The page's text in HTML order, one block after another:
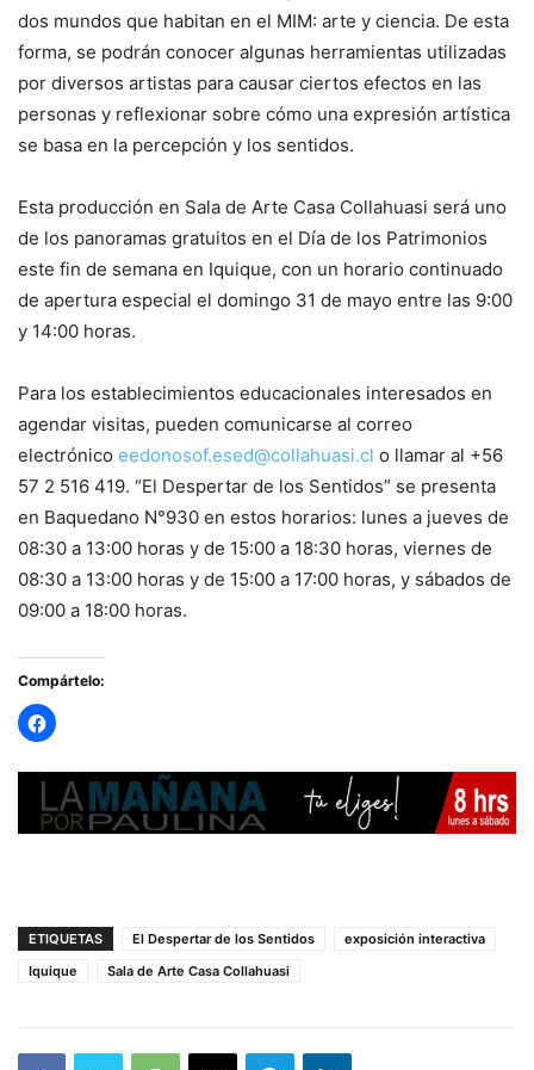
dos mundos que habitan en el MIM: arte y ciencia. De esta
forma, se podrán conocer algunas herramientas utilizadas
por diversos artistas para causar ciertos efectos en las
personas y reflexionar sobre cómo una expresión artística
se basa en la percepción y los sentidos.
Esta producción en Sala de Arte Casa Collahuasi será uno
de los panoramas gratuitos en el Día de los Patrimonios
este fin de semana en Iquique, con un horario continuado
de apertura especial el domingo 31 de mayo entre las 9:00
y 14:00 horas.
Para los establecimientos educacionales interesados en
agendar visitas, pueden comunicarse al correo
electrónico eedonosof.esed@collahuasi.cl o llamar al +56
57 2 516 419. “El Despertar de los Sentidos” se presenta
en Baquedano N°930 en estos horarios: lunes a jueves de
08:30 a 13:00 horas y de 15:00 a 18:30 horas, viernes de
08:30 a 13:00 horas y de 15:00 a 17:00 horas, y sábados de
09:00 a 18:00 horas.
Compártelo:
ETIQUETAS El Despertar de los Sentidos
exposición interactiva
Iquique
Sala de Arte Casa Collahuasi